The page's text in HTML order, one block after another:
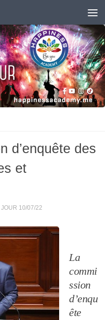
d’enquête des
et
JOUR 10/07/22
La
commi
ssion
d’enqu
ête